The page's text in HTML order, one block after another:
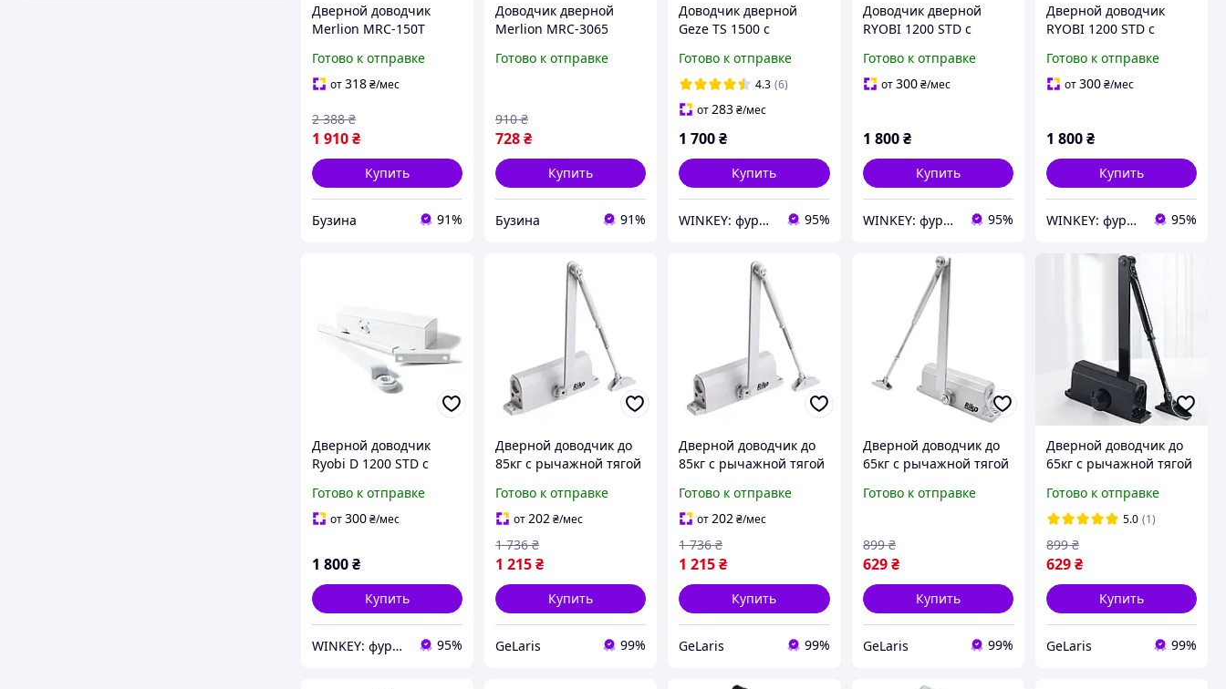
Дверной доводчик
Merlion MRC-150T
навесной серебро
buzyna
Готово к отправке
от318₴/мес
1 910₴
2 388 ₴
Купить
Бузина 91%
Доводчик дверной
Merlion MRC-3065
х 250 мм серебро
Готово к отправке
728₴
910 ₴
Купить
Бузина 91%
Доводчик дверной
Geze TS 1500 с
коричневый
Готово к отправке
4.3 (6)
от283₴/мес
1 700₴
Купить
WINKEY: фурнитура для окон и дверей 95%
Доводчик дверной
RYOBI 1200 STD с
Готово к отправке
от300 ₴/мес
1 800 ₴
Купить
WINKEY: фурнитура для окон и дверей 95%
Дверной доводчик
RYOBI 1200 STD с
коричневый
Готово к отправке
от300₴/мес
1 800₴
Купить
WINKEY: фурнитура для окон и дверей 95%
Дверной доводчик
Ryobi D 1200 STD с
Готово к отправке
от300₴/мес
1 800₴
Купить
WINKEY: фурнитура для окон и дверей 95%
Дверной доводчик до
85кг с рычажной тягой
Доводчик дверной /
Доводчик на входную
дверь
Готово к отправке
от202₴/мес
1 215₴
1 736 ₴
Купить
GeLaris 99%
Дверной доводчик до
85кг с рычажной тягой
Доводчик дверной /
Доводчик на входную
дверь
Готово к отправке
от202₴/мес
1 215₴
1 736 ₴
Купить
GeLaris 99%
Дверной доводчик до
65кг с рычажной тягой
Доводчик дверной /
дверь
Готово к отправке
629 ₴
899 ₴
Купить
GeLaris 99%
Дверной доводчик до
65кг с рычажной тягой
Доводчик дверной /
Доводчик на входную
дверь
Готово к отправке
5.0 (1)
629₴
899 ₴
Купить
GeLaris 99%